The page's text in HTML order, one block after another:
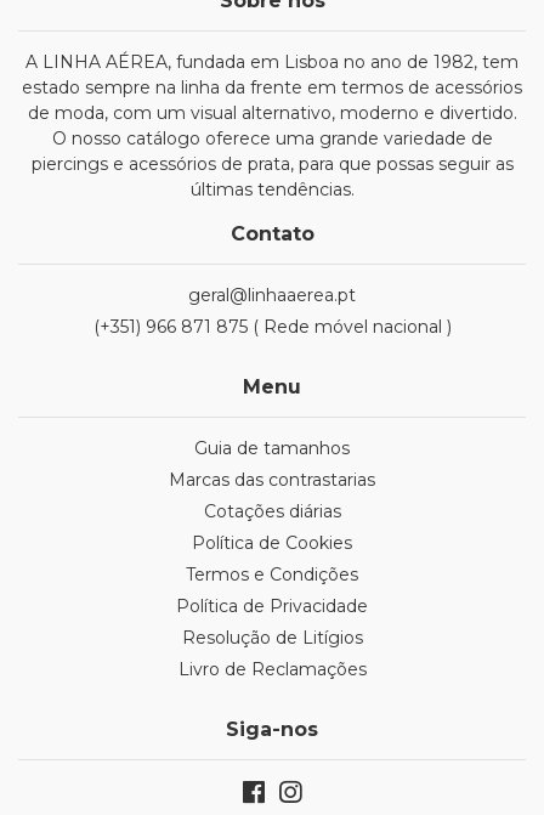
A LINHA AÉREA, fundada em Lisboa no ano de 1982, tem
estado sempre na linha da frente em termos de acessórios
de moda, com um visual alternativo, moderno e divertido.
O nosso catálogo oferece uma grande variedade de
piercings e acessórios de prata, para que possas seguir as
últimas tendências.
Contato
geral@linhaaerea.pt
(+351) 966 871 875 ( Rede móvel nacional )
Menu
Guia de tamanhos
Marcas das contrastarias
Cotações diárias
Política de Cookies
Termos e Condições
Política de Privacidade
Resolução de Litígios
Livro de Reclamações
Siga-nos